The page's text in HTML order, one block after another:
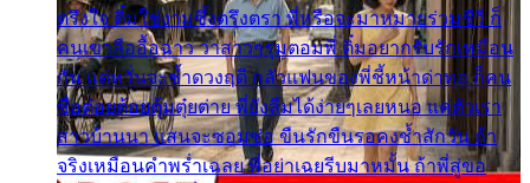
ตรึงใจ ติ๋มใช่งามซึ้งตรึงตรา พี่หรือจะมาหมายร่วมชีวี ก็
คนเขาลืออื้อฉาว ว่าสาวๆรุมตอมพี่ ติ๋มอยากรับรักเหมือน
กัน แต่หวั่นจะช้ำดวงฤดี กลัวแฟนของพี่ชี้หน้าด่าทอ ก็คน
ชื่อต๋อยต้อยตุ้มตุ๋ยต่าย พี่ยังลืมได้ง่ายๆเลยหนอ แค่ตัวเรา
สาวบ้านนา แสนจะซอมซ่อ ขืนรักขืนรอคงช้ำสักวัน ถ้า
จริงเหมือนคำพร่ำเฉลย พี่อย่าเฉยรีบมาหมั้น ถ้าพี่สู่ขอ